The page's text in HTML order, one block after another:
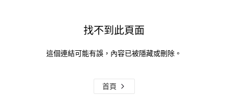
找不到此頁面
這個連結可能有誤，內容已被隱藏或刪除。
首頁